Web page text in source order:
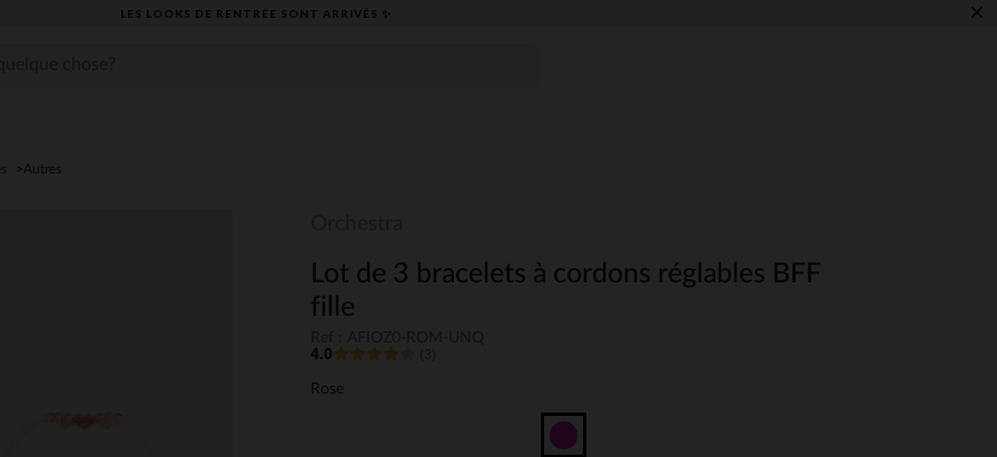
LES LOOKS DE RENTRÉE SONT ARRIVÉS ✨ ×
Autres
Lot de 3 bracelets à cordons réglables BFF
fille
4.0
Rose